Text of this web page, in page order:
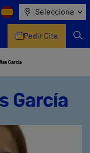
Selecciona
Pedir Cita
García
García